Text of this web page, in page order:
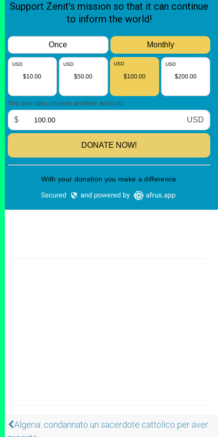
Algeria: condannato un sacerdote cattolico per aver